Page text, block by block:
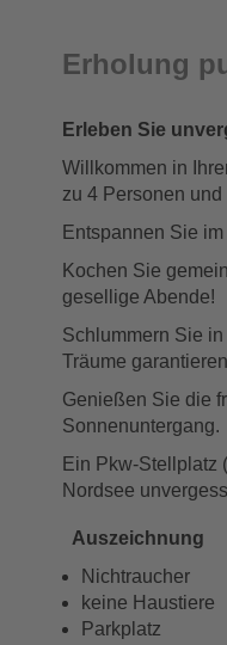
Erholung
Erleben Sie
Willkommen in
zu 4 Personen
Entspannen Sie
Kochen Sie
gesellige Abende!
Schlummern Sie
Träume
Genießen Sie die
Sonnenuntergang.
Ein Pkw-Stellplatz
Nordsee
Auszeichnung
Nichtraucher
keine Haustiere
Parkplatz